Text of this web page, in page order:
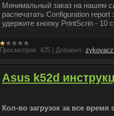
Минимальный заказ на нашем
распечатать Configuration
удержите кнопку PrintScrin - 10
Просмотров: 425 Добавил:
Asus k52d
Кол-во загрузок за все время